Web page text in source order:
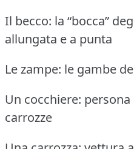
Il becco: la “bocca”
allungata e a punta
Le zampe: le gambe
Un cocchiere:
carrozze